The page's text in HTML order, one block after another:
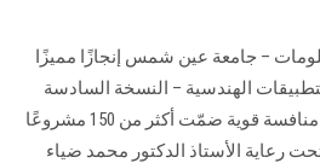
– جامعة عين شمس إنجازًا مميزًا
الهندسية – النسخة السادسة
والعشرون (AZEX’26)، وسط منافسة قوية ضمّت أكثر من 150 مشروعًا
تحت رعاية الأستاذ الدكتور محمد ضياء